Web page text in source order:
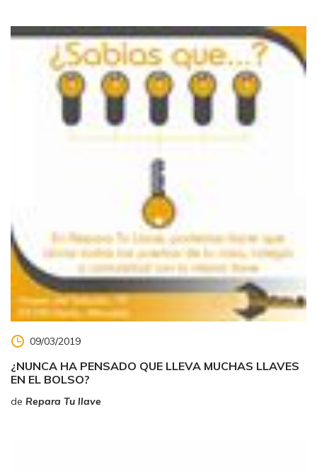
09/03/2019
¿NUNCA HA PENSADO QUE LLEVA MUCHAS LLAVES
EN EL BOLSO?
de Repara Tu llave